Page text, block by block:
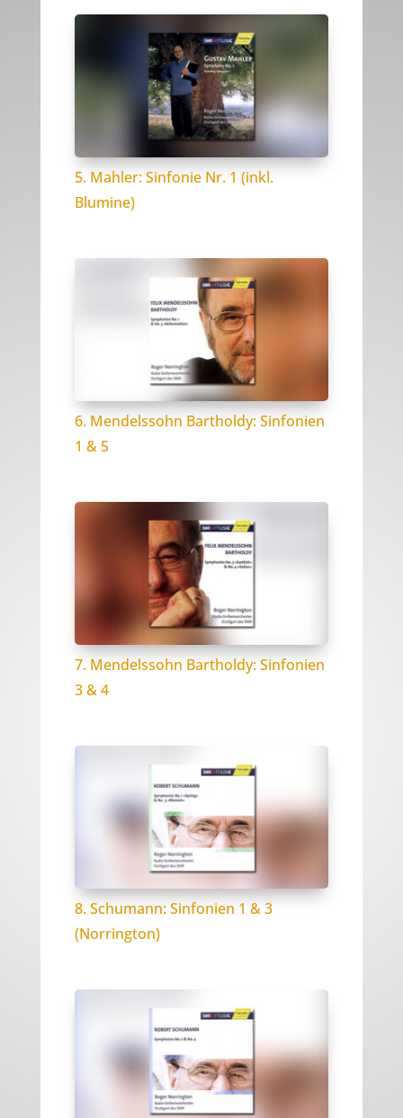
5. Mahler: Sinfonie Nr. 1 (inkl.
Blumine)
6. Mendelssohn Bartholdy: Sinfonien
1 & 5
7. Mendelssohn Bartholdy: Sinfonien
3 & 4
8. Schumann: Sinfonien 1 & 3
(Norrington)